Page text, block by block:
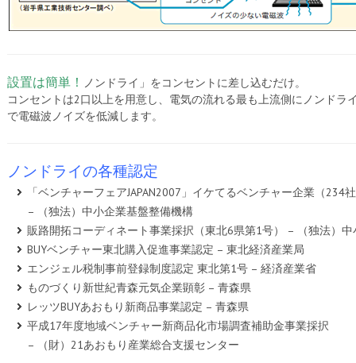
設置は簡単！ ノンドライ」をコンセントに差し込むだけ。
コンセントは2口以上を用意し、電気の流れる最も上流側にノンドラ
で電磁波ノイズを低減します。
ノンドライの各種認定
「ベンチャーフェアJAPAN2007」イケてるベンチャー企業（234
– （独法）中小企業基盤整備機構
販路開拓コーディネート事業採択（東北6県第1号） – （独法）
BUYベンチャー東北購入促進事業認定 – 東北経済産業局
エンジェル税制事前登録制度認定 東北第1号 – 経済産業省
ものづくり新世紀青森元気企業顕彰 – 青森県
レッツBUYあおもり新商品事業認定 – 青森県
平成17年度地域ベンチャー新商品化市場調査補助金事業採択
– （財）21あおもり産業総合支援センター